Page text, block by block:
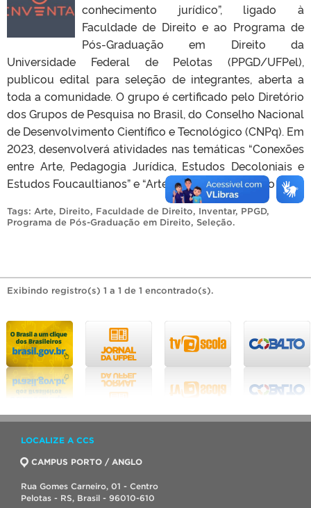
conhecimento jurídico”, ligado à
Faculdade de Direito e ao Programa de
Pós-Graduação em Direito da
Universidade Federal de Pelotas (PPGD/UFPel),
publicou edital para seleção de integrantes, aberta a
toda a comunidade. O grupo é certificado pelo Diretório
dos Grupos de Pesquisa no Brasil, do Conselho Nacional
de Desenvolvimento Científico e Tecnológico (CNPq). Em
2023, desenvolverá atividades nas temáticas “Conexões
entre Arte, Pedagogia Jurídica, Estudos Decoloniais e
Estudos Foucaultianos” e “Arte, Feminismo Jurídico e […]
Tags: Arte, Direito, Faculdade de Direito, Inventar, PPGD,
Programa de Pós-Graduação em Direito, Seleção.
Exibindo registro(s) 1 a 1 de 1 encontrado(s).
LOCALIZE A CCS
CAMPUS PORTO / ANGLO
Rua Gomes Carneiro, 01 - Centro
Pelotas - RS, Brasil - 96010-610